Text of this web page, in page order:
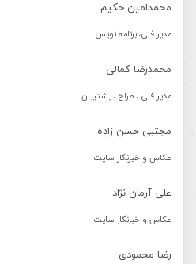
محمدامین حکیم
مدیر فنی، برنامه نویس
محمدرضا کمالی
مدیر فنی ، طراح ، پشتیبان
مجتبی حسن زاده
عکاس و خبرنگار سایت
علی آرمان نژاد
عکاس و خبرنگار سایت
رضا محمودی